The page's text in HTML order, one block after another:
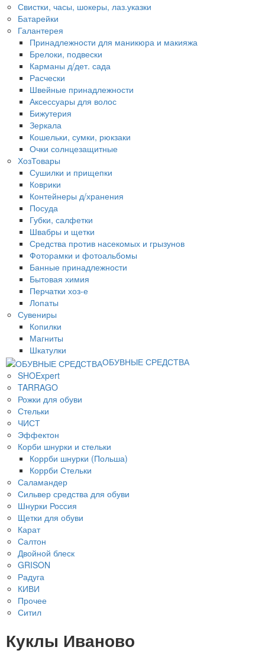
Свистки, часы, шокеры, лаз.указки
Батарейки
Галантерея
Принадлежности для маникюра и макияжа
Брелоки, подвески
Карманы д/дет. сада
Расчески
Швейные принадлежности
Аксессуары для волос
Бижутерия
Зеркала
Кошельки, сумки, рюкзаки
Очки солнцезащитные
ХозТовары
Сушилки и прищепки
Коврики
Контейнеры д/хранения
Посуда
Губки, салфетки
Швабры и щетки
Средства против насекомых и грызунов
Фоторамки и фотоальбомы
Банные принадлежности
Бытовая химия
Перчатки хоз-е
Лопаты
Сувениры
Копилки
Магниты
Шкатулки
ОБУВНЫЕ СРЕДСТВА
SHOExpert
TARRAGO
Рожки для обуви
Стельки
ЧИСТ
Эффектон
Корби шнурки и стельки
Коррби шнурки (Польша)
Коррби Стельки
Саламандер
Сильвер средства для обуви
Шнурки Россия
Щетки для обуви
Карат
Салтон
Двойной блеск
GRISON
Радуга
КИВИ
Прочее
Ситил
Куклы Иваново